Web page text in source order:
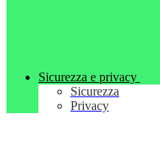
Sicurezza e privacy
Sicurezza
Privacy